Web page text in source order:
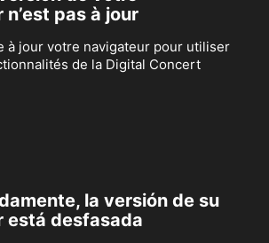
pas à jour
à jour votre navigateur pour utiliser
de la Digital Concert
la versión de su
está desfasada